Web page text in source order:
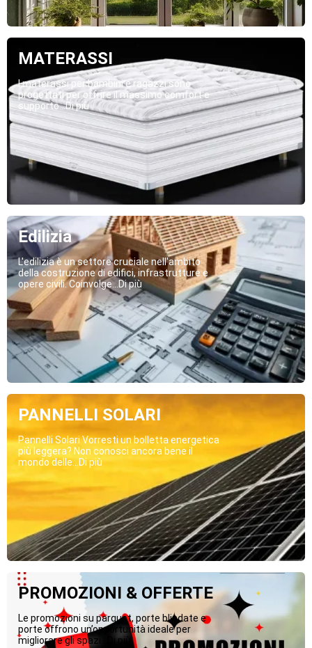
MATERASSI
I materassi per bambini e ragazzi sono
progettati per offrire il massimo comfort e
supporto...Di più
Edilizia
L'edilizia è un settore cruciale nell'ambito
della costruzione di edifici, infrastrutture e
opere civili. Coinvolge...Di più
PANNELLI SOLARI
Pannelli Solari Vorresti un bolletta energetica
più leggera? Non conosci ancora bene il
mondo delle...Di più
PROMOZIONI & OFFERTE
Le promozioni su parquet, porte blindate e
porte offrono un’opportunità ideale per
migliorare gli spazi...Di più